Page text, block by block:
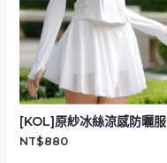
[KOL]原紗冰絲涼感防曬服
NT$880